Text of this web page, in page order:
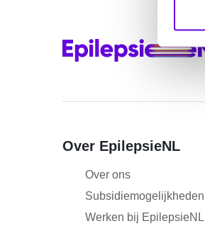
i
n
l
t
i
Over EpilepsieNL
Over ons
Subsidiemogelijkheden
Werken bij EpilepsieNL